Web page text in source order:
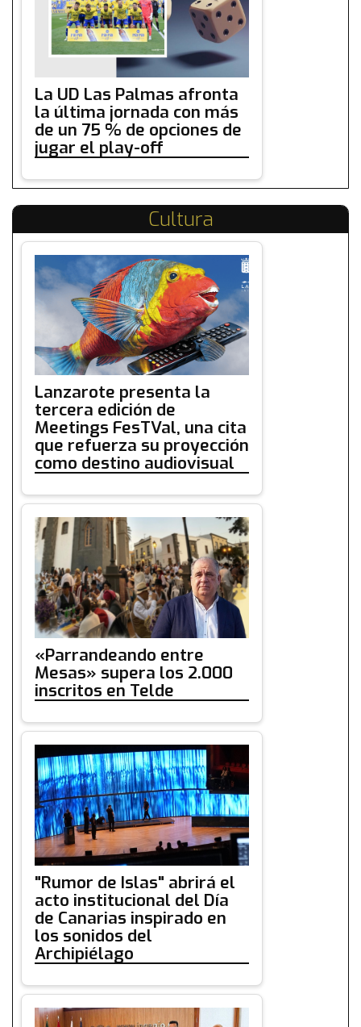
La UD Las Palmas afronta
la última jornada con más
de un 75 % de opciones de
jugar el play-off
Cultura
Lanzarote presenta la
tercera edición de
Meetings FesTVal, una cita
que refuerza su proyección
como destino audiovisual
«Parrandeando entre
Mesas» supera los 2.000
inscritos en Telde
"Rumor de Islas" abrirá el
acto institucional del Día
de Canarias inspirado en
los sonidos del
Archipiélago